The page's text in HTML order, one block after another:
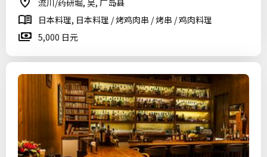
流川/药研堀, 吴, 广岛县
日本料理, 日本料理 / 烤鸡肉串 / 烤串 / 鸡肉料理
5,000 日元